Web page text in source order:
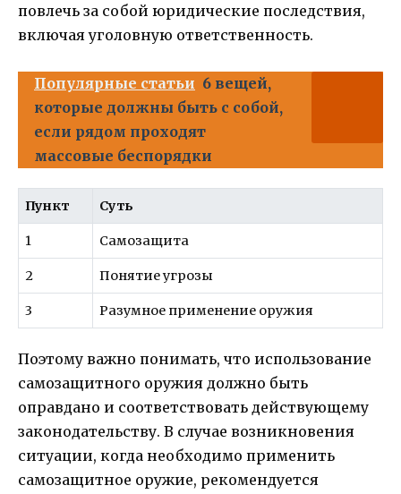
повлечь за собой юридические последствия,
включая уголовную ответственность.
Популярные статьи 6 вещей,
которые должны быть с собой,
если рядом проходят
массовые беспорядки
Пункт Суть
1 Самозащита
2 Понятие угрозы
3 Разумное применение оружия
Поэтому важно понимать, что использование
самозащитного оружия должно быть
оправдано и соответствовать действующему
законодательству. В случае возникновения
ситуации, когда необходимо применить
самозащитное оружие, рекомендуется